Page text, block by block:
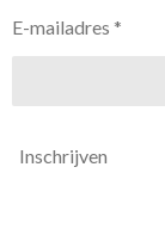
E-mailadres *
Inschrijven